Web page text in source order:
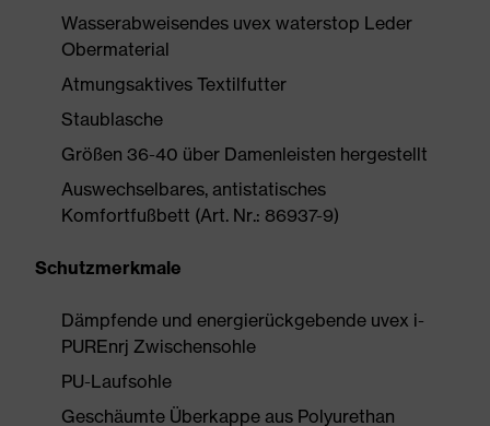
Wasserabweisendes uvex waterstop Leder
Obermaterial
Atmungsaktives Textilfutter
Staublasche
Größen 36-40 über Damenleisten hergestellt
Auswechselbares, antistatisches
Komfortfußbett (Art. Nr.: 86937-9)
Schutzmerkmale
Dämpfende und energierückgebende uvex i-
PUREnrj Zwischensohle
PU-Laufsohle
Geschäumte Überkappe aus Polyurethan